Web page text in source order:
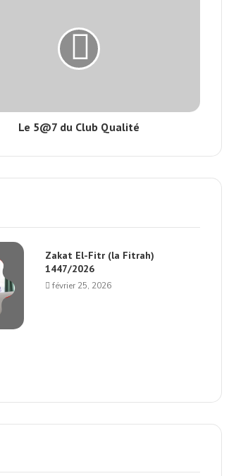
Le 5@7 du Club Qualité
Zakat El-Fitr (la Fitrah)
1447/2026
février 25, 2026